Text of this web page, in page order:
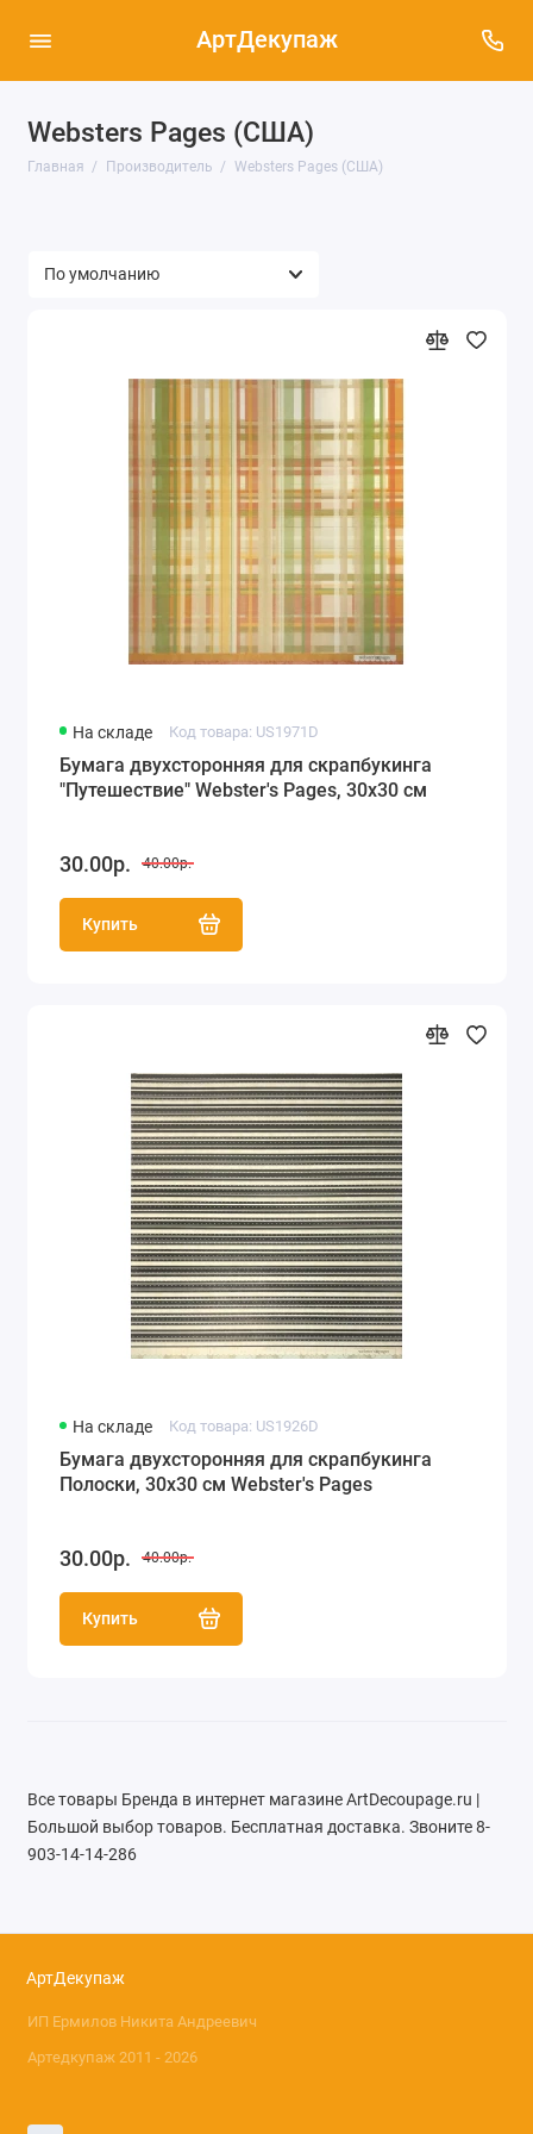
АртДекупаж
Websters Pages (США)
Главная Производитель Websters Pages (США)
На складе Код товара: US1971D
Бумага двухсторонняя для скрапбукинга
"Путешествие" Webster's Pages, 30х30 см
30.00р. 40.00р.
Купить
На складе Код товара: US1926D
Бумага двухсторонняя для скрапбукинга
Полоски, 30х30 см Webster's Pages
30.00р. 40.00р.
Купить
Все товары Бренда в интернет магазине ArtDecoupage.ru |
Большой выбор товаров. Бесплатная доставка. Звоните 8-
903-14-14-286
АртДекупаж
ИП Ермилов Никита Андреевич
Артедкупаж 2011 - 2026